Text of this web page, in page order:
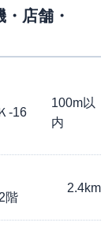
店舗・
-16
100m以
内
階
2.4km